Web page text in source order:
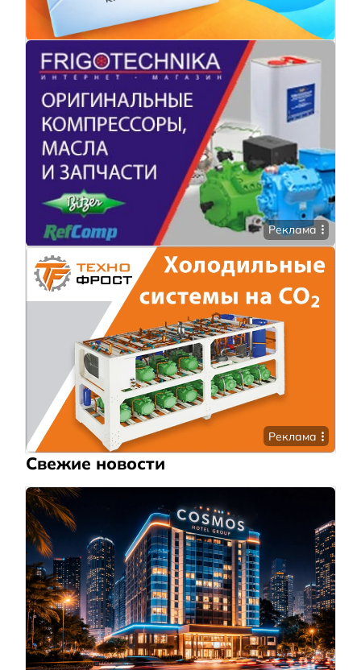
Реклама
Реклама
Свежие новости